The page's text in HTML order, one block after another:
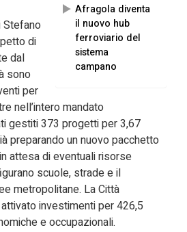
Afragola diventa
il nuovo hub
ferroviario del
sistema
campano
Stefano
di
dal
sono
per
nell’intero mandato
gestiti 373 progetti per 3,67
preparando un nuovo pacchetto
attesa di eventuali risorse
scuole, strade e il
metropolitane. La Città
investimenti per 426,5
e occupazionali.